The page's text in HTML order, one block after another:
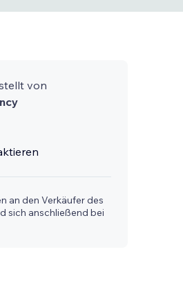
von
an den Verkäufer des
sich anschließend bei